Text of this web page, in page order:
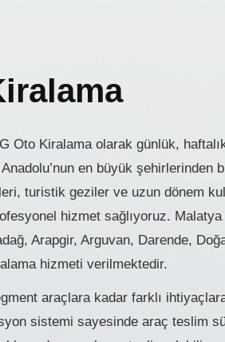
Oto Kiralama olarak günlük,
en büyük şehirlerinden
turistik geziler ve uzun dönem
hizmet sağlıyoruz.
Arapgir, Arguvan, Darende,
hizmeti verilmektedir.
araçlara kadar farklı
sistemi sayesinde araç teslim